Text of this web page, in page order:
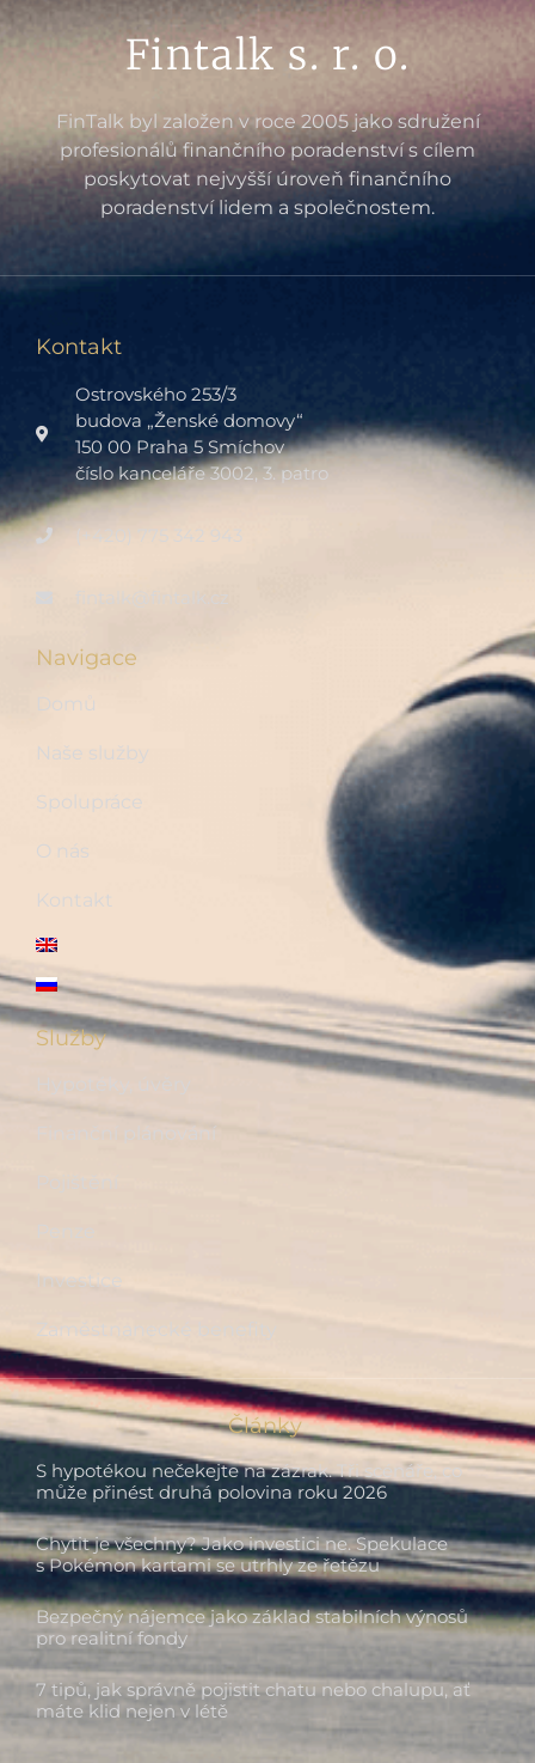
Fintalk s. r. o.
FinTalk byl založen v roce 2005 jako sdružení
profesionálů finančního poradenství s cílem
poskytovat nejvyšší úroveň finančního
poradenství lidem a společnostem.
Kontakt
Ostrovského 253/3
budova „Ženské domovy“
150 00 Praha 5 Smíchov
číslo kanceláře 3002, 3. patro
(+420) 775 342 943
fintalk@fintalk.cz
Navigace
Domů
Naše služby
Spolupráce
O nás
Kontakt
Služby
Hypotéky, úvěry
Finanční plánování
Investice
Zaměstnanecké benefity
Články
S hypotékou nečekejte na zázrak. Tři scénáře, co
může přinést druhá polovina roku 2026
Chytit je všechny? Jako investici ne. Spekulace
s Pokémon kartami se utrhly ze řetězu
Bezpečný nájemce jako základ stabilních výnosů
pro realitní fondy
7 tipů, jak správně pojistit chatu nebo chalupu, ať
máte klid nejen v létě